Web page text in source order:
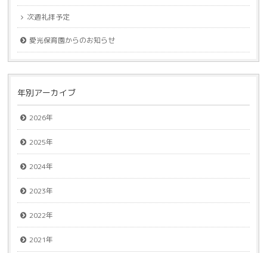
次週礼拝予定
愛光保育園からのお知らせ
年別アーカイブ
2026年
2025年
2024年
2023年
2022年
2021年